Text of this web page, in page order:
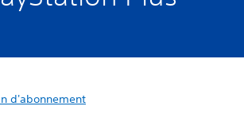
d'abonnement